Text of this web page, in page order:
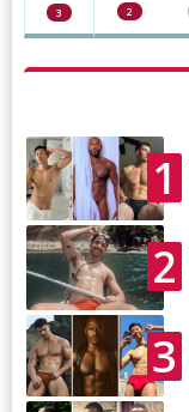
3 2
1
2
3